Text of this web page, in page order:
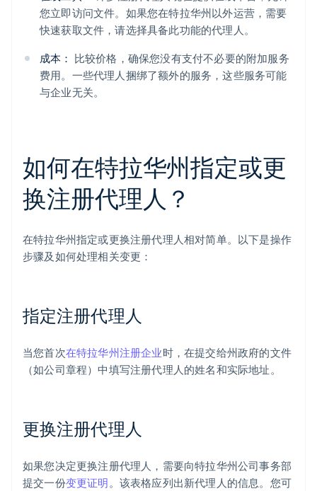
您立即访问文件。如果您在特拉华州以外运营，需要
快速获取文件，请选择具备此功能的代理人。
成本： 比较价格，确保您没有支付不必要的附加服务
费用。一些代理人捆绑了额外的服务，这些服务可能
与企业无关。
如何在特拉华州指定或更
换注册代理人？
在特拉华州指定或更换注册代理人相对简单。以下是操作
步骤及如何处理相关变更：
指定注册代理人
当您首次在特拉华州注册企业时，在提交给州政府的文件
（如公司章程）中填写注册代理人的姓名和实际地址。
更换注册代理人
如果您决定更换注册代理人，需要向特拉华州公司事务部
提交一份变更证明。该表格应列出新代理人的信息。您可